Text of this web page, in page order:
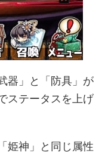
器」と「防具」が
ステータスを上げ
姫神」と同じ属性